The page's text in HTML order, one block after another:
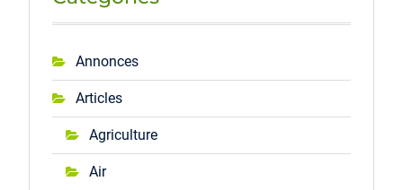
Annonces
Articles
Agriculture
Air